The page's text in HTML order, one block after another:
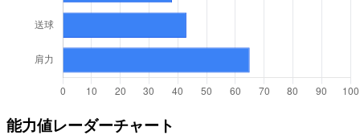
能力値レーダーチャート